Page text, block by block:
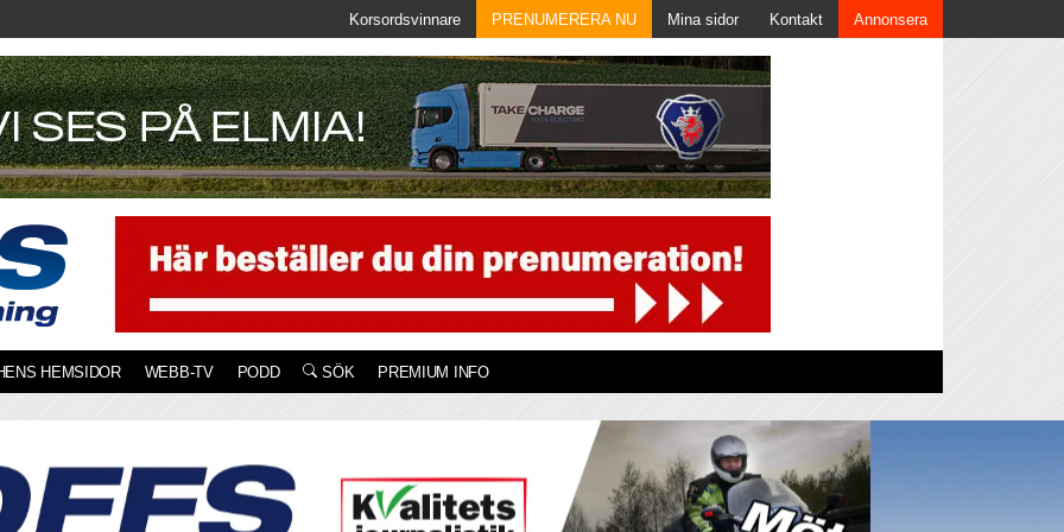
Korsordsvinnare PRENUMERERA NU Mina sidor Kontakt Annonsera
HEMSIDOR WEBB-TV PODD SÖK PREMIUM INFO